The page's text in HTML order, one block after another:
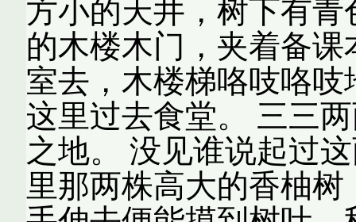
方小的天井，树下有
的木楼木门，夹着备
室去，木楼梯咯吱咯
这里过去食堂。 三三
之地。 没见谁说起过
里那两株高大的香柚